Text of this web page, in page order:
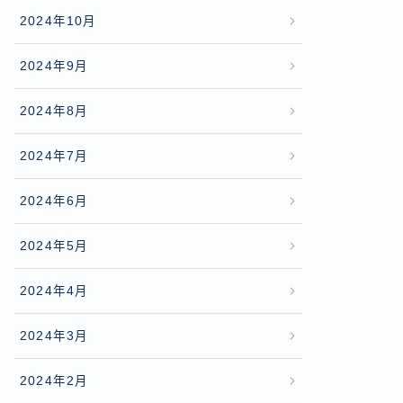
2024年10月
2024年9月
2024年8月
2024年7月
2024年6月
2024年5月
2024年4月
2024年3月
2024年2月